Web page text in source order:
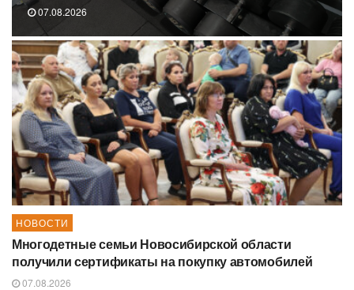
07.08.2026
НОВОСТИ
Многодетные семьи Новосибирской области
получили сертификаты на покупку автомобилей
07.08.2026